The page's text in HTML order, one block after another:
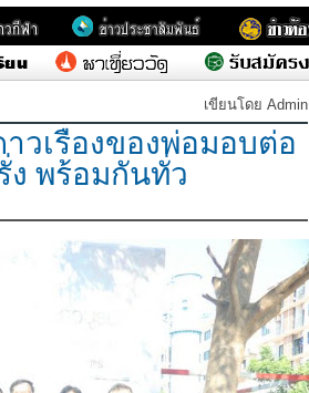
เขียนโดย Admin
วเรืองของพ่อมอบต่อ
ง พร้อมกันทั่ว